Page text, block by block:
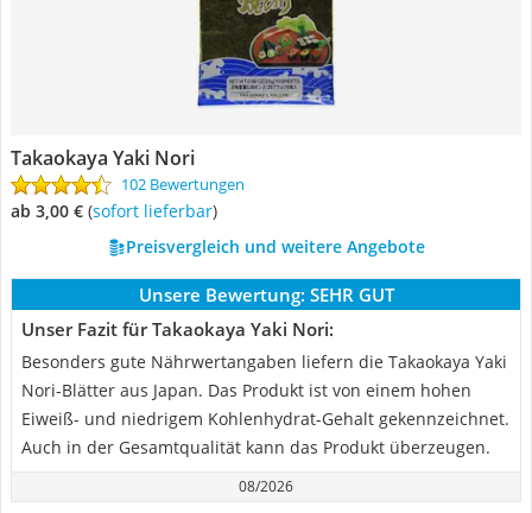
Takaokaya Yaki Nori
102 Bewertungen
ab 3,00 € ( Sofort lieferbar)
Preisvergleich und weitere Angebote
Unsere Bewertung: SEHR GUT
Unser Fazit für Takaokaya Yaki Nori:
Besonders gute Nährwertangaben liefern die Takaokaya Yaki
Nori-Blätter aus Japan. Das Produkt ist von einem hohen
Eiweiß- und niedrigem Kohlenhydrat-Gehalt gekennzeichnet.
Auch in der Gesamtqualität kann das Produkt überzeugen.
08/2026